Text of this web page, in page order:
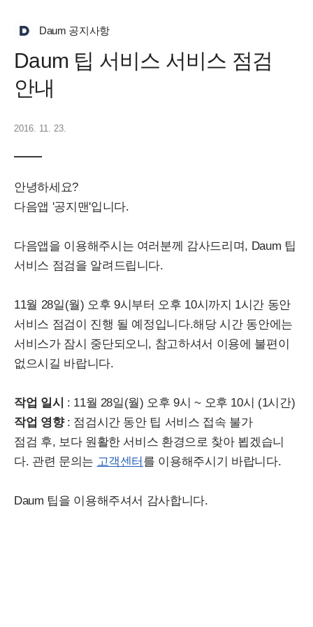
Daum 공지사항
Daum 팁 서비스 서비스 점검
안내
2016. 11. 23.
안녕하세요?
다음앱 '공지맨'입니다.
다음앱을 이용해주시는 여러분께 감사드리며, Daum 팁
서비스 점검을 알려드립니다.
11월 28일(월) 오후 9시부터 오후 10시까지 1시간 동안
서비스 점검이 진행 될 예정입니다.해당 시간 동안에는
서비스가 잠시 중단되오니, 참고하셔서 이용에 불편이
없으시길 바랍니다.
작업 일시 : 11월 28일(월) 오후 9시 ~ 오후 10시 (1시간)
작업 영향: 점검시간 동안 팁 서비스 접속 불가
점검 후, 보다 원활한 서비스 환경으로 찾아 뵙겠습니
다. 관련 문의는 고객센터 를 이용해주시기 바랍니다.
Daum 팁을 이용해주셔서 감사합니다.